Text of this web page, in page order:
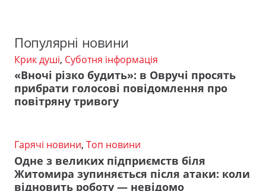
Популярні новини
Крик душі, Суботня інформація
«Вночі різко будить»: в Овручі просять
прибрати голосові повідомлення про
повітряну тривогу
Гарячі новини, Топ новини
Одне з великих підприємств біля
Житомира зупиняється після атаки: коли
відновить роботу — невідомо